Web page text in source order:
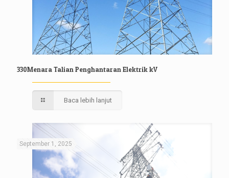
330Menara Talian Penghantaran Elektrik kV
Baca lebih lanjut
September 1, 2025